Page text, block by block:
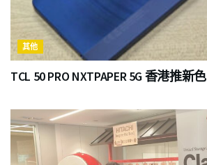
其他
TCL 50 PRO NXTPAPER 5G 香港推新色